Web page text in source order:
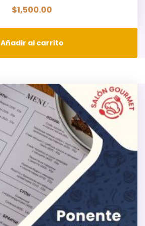
$1,500.00
Añadir al carrito